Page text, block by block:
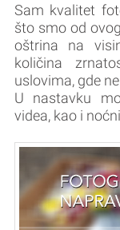
Sam kvalitet
što smo od
oštrina na
količina
uslovima, gde
U nastavku
videa, kao i